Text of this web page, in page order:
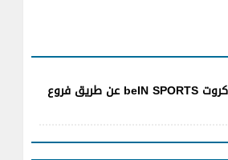
إقتراح شحن كروت beIN SPORTS عن طريق فروع